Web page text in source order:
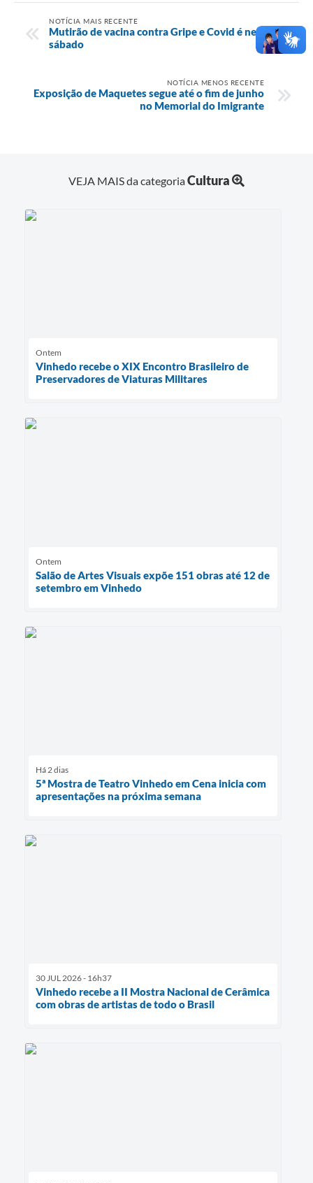
NOTÍCIA MAIS RECENTE
Mutirão de vacina contra Gripe e Covid é neste
sábado
NOTÍCIA MENOS RECENTE
Exposição de Maquetes segue até o fim de junho
no Memorial do Imigrante
VEJA MAIS da categoriaCultura
Ontem
Vinhedo recebe o XIX Encontro Brasileiro de
Preservadores de Viaturas Militares
Ontem
Salão de Artes Visuais expõe 151 obras até 12 de
setembro em Vinhedo
Há 2 dias
5ª Mostra de Teatro Vinhedo em Cena inicia com
apresentações na próxima semana
30 JUL 2026 - 16h37
Vinhedo recebe a II Mostra Nacional de Cerâmica
com obras de artistas de todo o Brasil